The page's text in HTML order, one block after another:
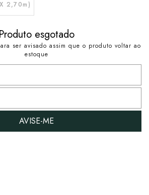
2,70m)
Produto esgotado
ser avisado assim que o produto voltar ao
estoque
AVISE-ME